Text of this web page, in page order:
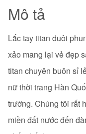
Mô tả
Lắc tay titan đuôi
xảo mang lại vẻ đẹp
titan chuyên buôn sỉ
nữ thời trang Hàn
trường. Chúng tôi rất
miền đất nước đến